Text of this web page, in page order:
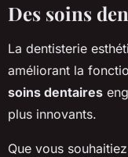
Des soins
La dentisterie
améliorant la
soins dentaires
plus innovants.
Que vous